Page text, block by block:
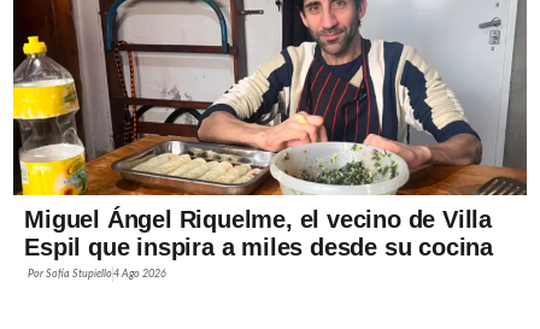
Miguel Ángel Riquelme, el vecino de Villa
Espil que inspira a miles desde su cocina
PorSofía Stupiello4 Ago 2026